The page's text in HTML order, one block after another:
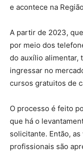
e acontece na
A partir de 2023,
por meio dos
do auxílio alimentar,
ingressar no
cursos gratuitos de
O processo é feito
que há o
solicitante. Então,
profissionais são